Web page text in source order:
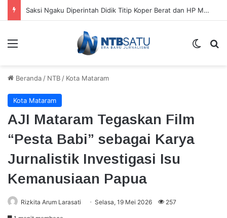
Saksi Ngaku Diperintah Didik Titip Koper Berat dan HP Mati ke Pegawai Bank
Menu
Beranda / NTB / Kota Mataram
Kota Mataram
AJI Mataram Tegaskan Film
“Pesta Babi” sebagai Karya
Jurnalistik Investigasi Isu
Kemanusiaan Papua
Rizkita Arum Larasati Selasa, 19 Mei 2026 257